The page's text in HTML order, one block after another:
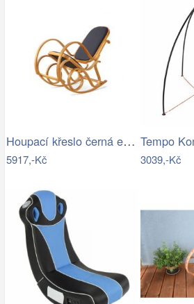
Houpací křeslo černá ekokůže - AT
5917,-Kč 3039,-Kč